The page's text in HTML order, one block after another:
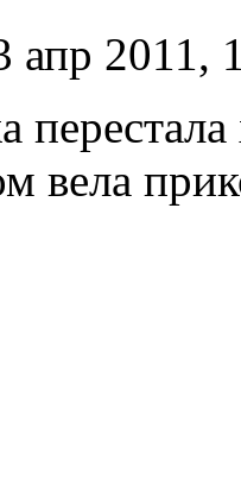
апр 2011,
вeлa